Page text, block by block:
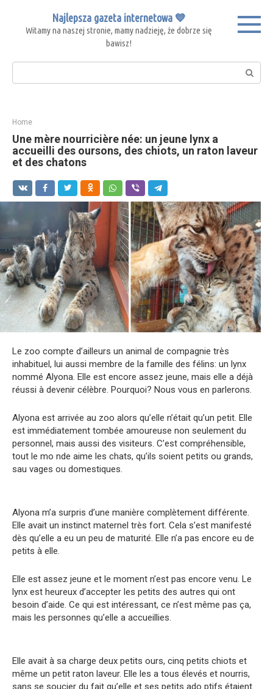
content
Najlepsza gazeta internetowa 💙
Witamy na naszej stronie, mamy nadzieję, że dobrze się
bawisz!
Search:
Home
Une mère nourricière née: un jeune lynx a
accueilli des oursons, des chiots, un raton laveur
et des chatons
Le zoo compte d’ailleurs un animal de compagnie très
inhabituel, lui aussi membre de la famille des félins: un lynx
nommé Alyona. Elle est encore assez jeune, mais elle a déjà
réussi à devenir célèbre. Pourquoi? Nous vous en parlerons.
Alyona est arrivée au zoo alors qu’elle n’était qu’un petit. Elle
est immédiatement tombée amoureuse non seulement du
personnel, mais aussi des visiteurs. C’est compréhensible,
tout le mo nde aime les chats, qu’ils soient petits ou grands,
sau vages ou domestiques.
Alyona m’a surpris d’une manière complètement différente.
Elle avait un instinct maternel très fort. Cela s’est manifesté
dès qu’elle a eu un peu de maturité. Elle n’a pas encore eu de
petits à elle.
Elle est assez jeune et le moment n’est pas encore venu. Le
lynx est heureux d’accepter les petits des autres qui ont
besoin d’aide. Ce qui est intéressant, ce n’est même pas ça,
mais les personnes qu’elle a accueillies.
Elle avait à sa charge deux petits ours, cinq petits chiots et
même un petit raton laveur. Elle les a tous élevés et nourris,
sans se soucier du fait qu’elle et ses petits ado ptifs étaient